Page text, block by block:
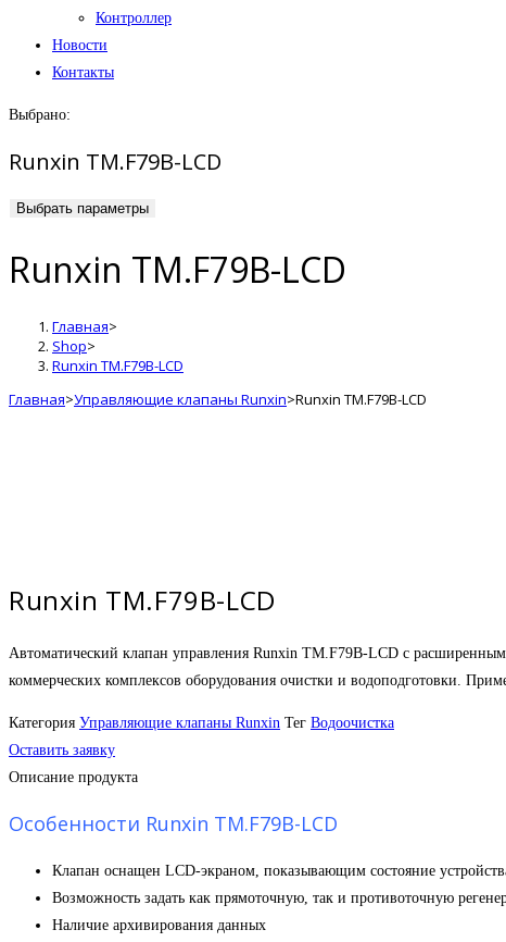
Контроллер
Новости
Контакты
Выбрано:
Runxin TM.F79B-LCD
Выбрать параметры
Runxin TM.F79B-LCD
Главная>
Shop>
Runxin TM.F79B-LCD
Главная>Управляющие клапаны Runxin>Runxin TM.F79B-LCD
Runxin TM.F79B-LCD
Автоматический клапан управления Runxin TM.F79B-LCD с
коммерческих комплексов оборудования очистки и водоподготовки.
Категория Управляющие клапаны Runxin Тег Водоочистка
Оставить заявку
Описание продукта
Особенности Runxin TM.F79B-LCD
Клапан оснащен LCD-экраном, показывающим состояние
Возможность задать как прямоточную, так и противоточную
Наличие архивирования данных